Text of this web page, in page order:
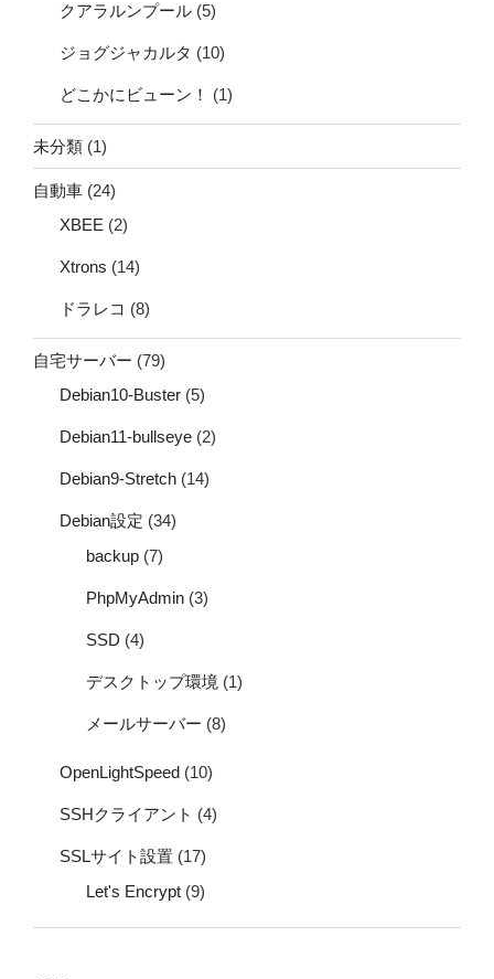
クアラルンプール (5)
ジョグジャカルタ (10)
どこかにビューン！ (1)
未分類 (1)
自動車 (24)
XBEE (2)
Xtrons (14)
ドラレコ (8)
自宅サーバー (79)
Debian10-Buster (5)
Debian11-bullseye (2)
Debian9-Stretch (14)
Debian設定 (34)
backup (7)
PhpMyAdmin (3)
SSD (4)
デスクトップ環境 (1)
メールサーバー (8)
OpenLightSpeed (10)
SSHクライアント (4)
SSLサイト設置 (17)
Let's Encrypt (9)